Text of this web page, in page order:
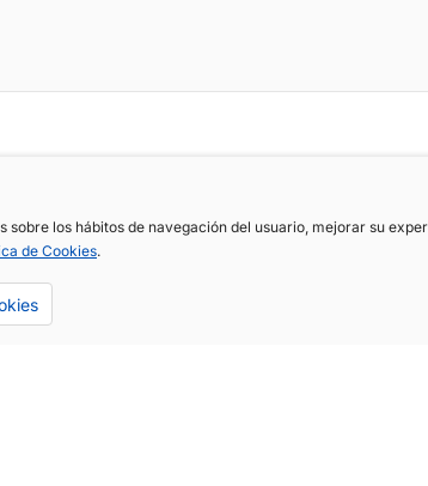
los hábitos de navegación del usuario, mejorar su
de Cookies.